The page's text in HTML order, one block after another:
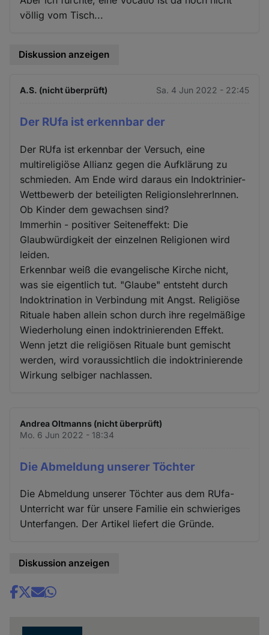
völlig vom Tisch...
Diskussion anzeigen
A.S. (nicht überprüft) Sa. 4 Jun 2022 - 22:45
Der RUfa ist erkennbar der
Der RUfa ist erkennbar der Versuch, eine
multireligiöse Allianz gegen die Aufklärung zu
schmieden. Am Ende wird daraus ein Indoktrinier-
Wettbewerb der beteiligten ReligionslehrerInnen.
Ob Kinder dem gewachsen sind?
Immerhin - positiver Seiteneffekt: Die
Glaubwürdigkeit der einzelnen Religionen wird
leiden.
Erkennbar weiß die evangelische Kirche nicht,
was sie eigentlich tut. "Glaube" entsteht durch
Indoktrination in Verbindung mit Angst. Religiöse
Rituale haben allein schon durch ihre regelmäßige
Wiederholung einen indoktrinierenden Effekt.
Wenn jetzt die religiösen Rituale bunt gemischt
werden, wird voraussichtlich die indoktrinierende
Wirkung selbiger nachlassen.
Andrea Oltmanns (nicht überprüft)
Mo. 6 Jun 2022 - 18:34
Die Abmeldung unserer Töchter
Die Abmeldung unserer Töchter aus dem RUfa-
Unterricht war für unsere Familie ein schwieriges
Unterfangen. Der Artikel liefert die Gründe.
Diskussion anzeigen
Share